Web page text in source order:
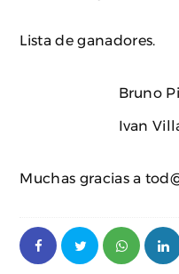
Lista de ganadores.
Bruno
Ivan
Muchas gracias a